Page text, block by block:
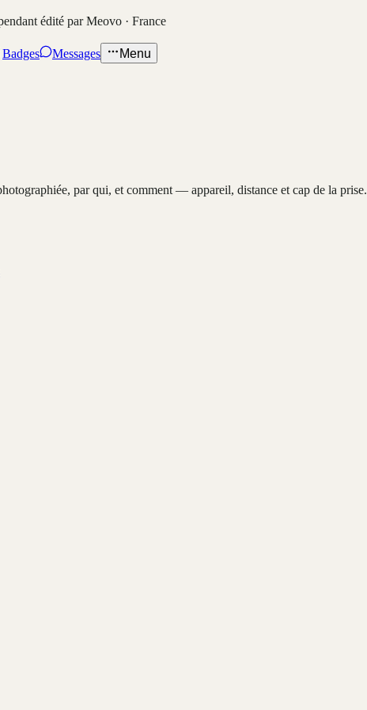
édité par Meovo · France
Badges Messages Menu
par qui, et comment — appareil, distance et cap de la prise.